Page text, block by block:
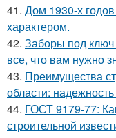
41. Дом 1930-х
характером.
42. Заборы под ключ
все, что вам нужно
43. Преимущества
области: надежность
44. ГОСТ 9179-77:
строительной